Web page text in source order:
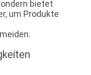
bietet
um Produkte